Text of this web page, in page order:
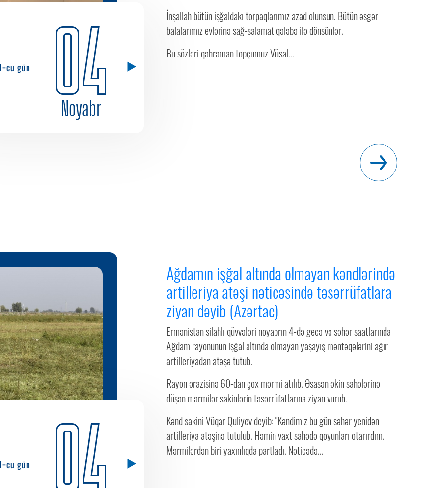
cu gün 04
Noyabr
İnşallah bütün işğaldakı torpaqlarımız azad olunsun. Bütün əsgər
balalarımız evlərinə sağ-salamat qələbə ilə dönsünlər.
Bu sözləri qəhrəman topçumuz Vüsal...
cu gün 04
Ağdamın işğal altında olmayan kəndlərində
artilleriya atəşi nəticəsində təsərrüfatlara
ziyan dəyib (Azərtac)
Ermənistan silahlı qüvvələri noyabrın 4-də gecə və səhər saatlarında
Ağdam rayonunun işğal altında olmayan yaşayış məntəqələrini ağır
artilleriyadan atəşə tutub.
Rayon ərazisinə 60-dan çox mərmi atılıb. Əsasən əkin sahələrinə
düşən mərmilər sakinlərin təsərrüfatlarına ziyan vurub.
Kənd sakini Vüqar Quliyev deyib: "Kəndimiz bu gün səhər yenidən
artilleriya atəşinə tutulub. Həmin vaxt sahədə qoyunları otarırdım.
Mərmilərdən biri yaxınlıqda partladı. Nəticədə...